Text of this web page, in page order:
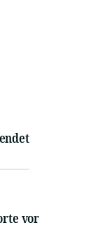
vor